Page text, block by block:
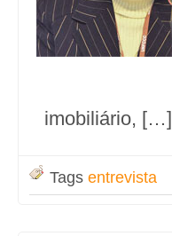
imobiliário, […]
Tags entrevista